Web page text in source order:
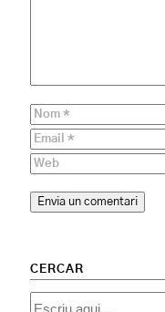
CERCAR
Cercar